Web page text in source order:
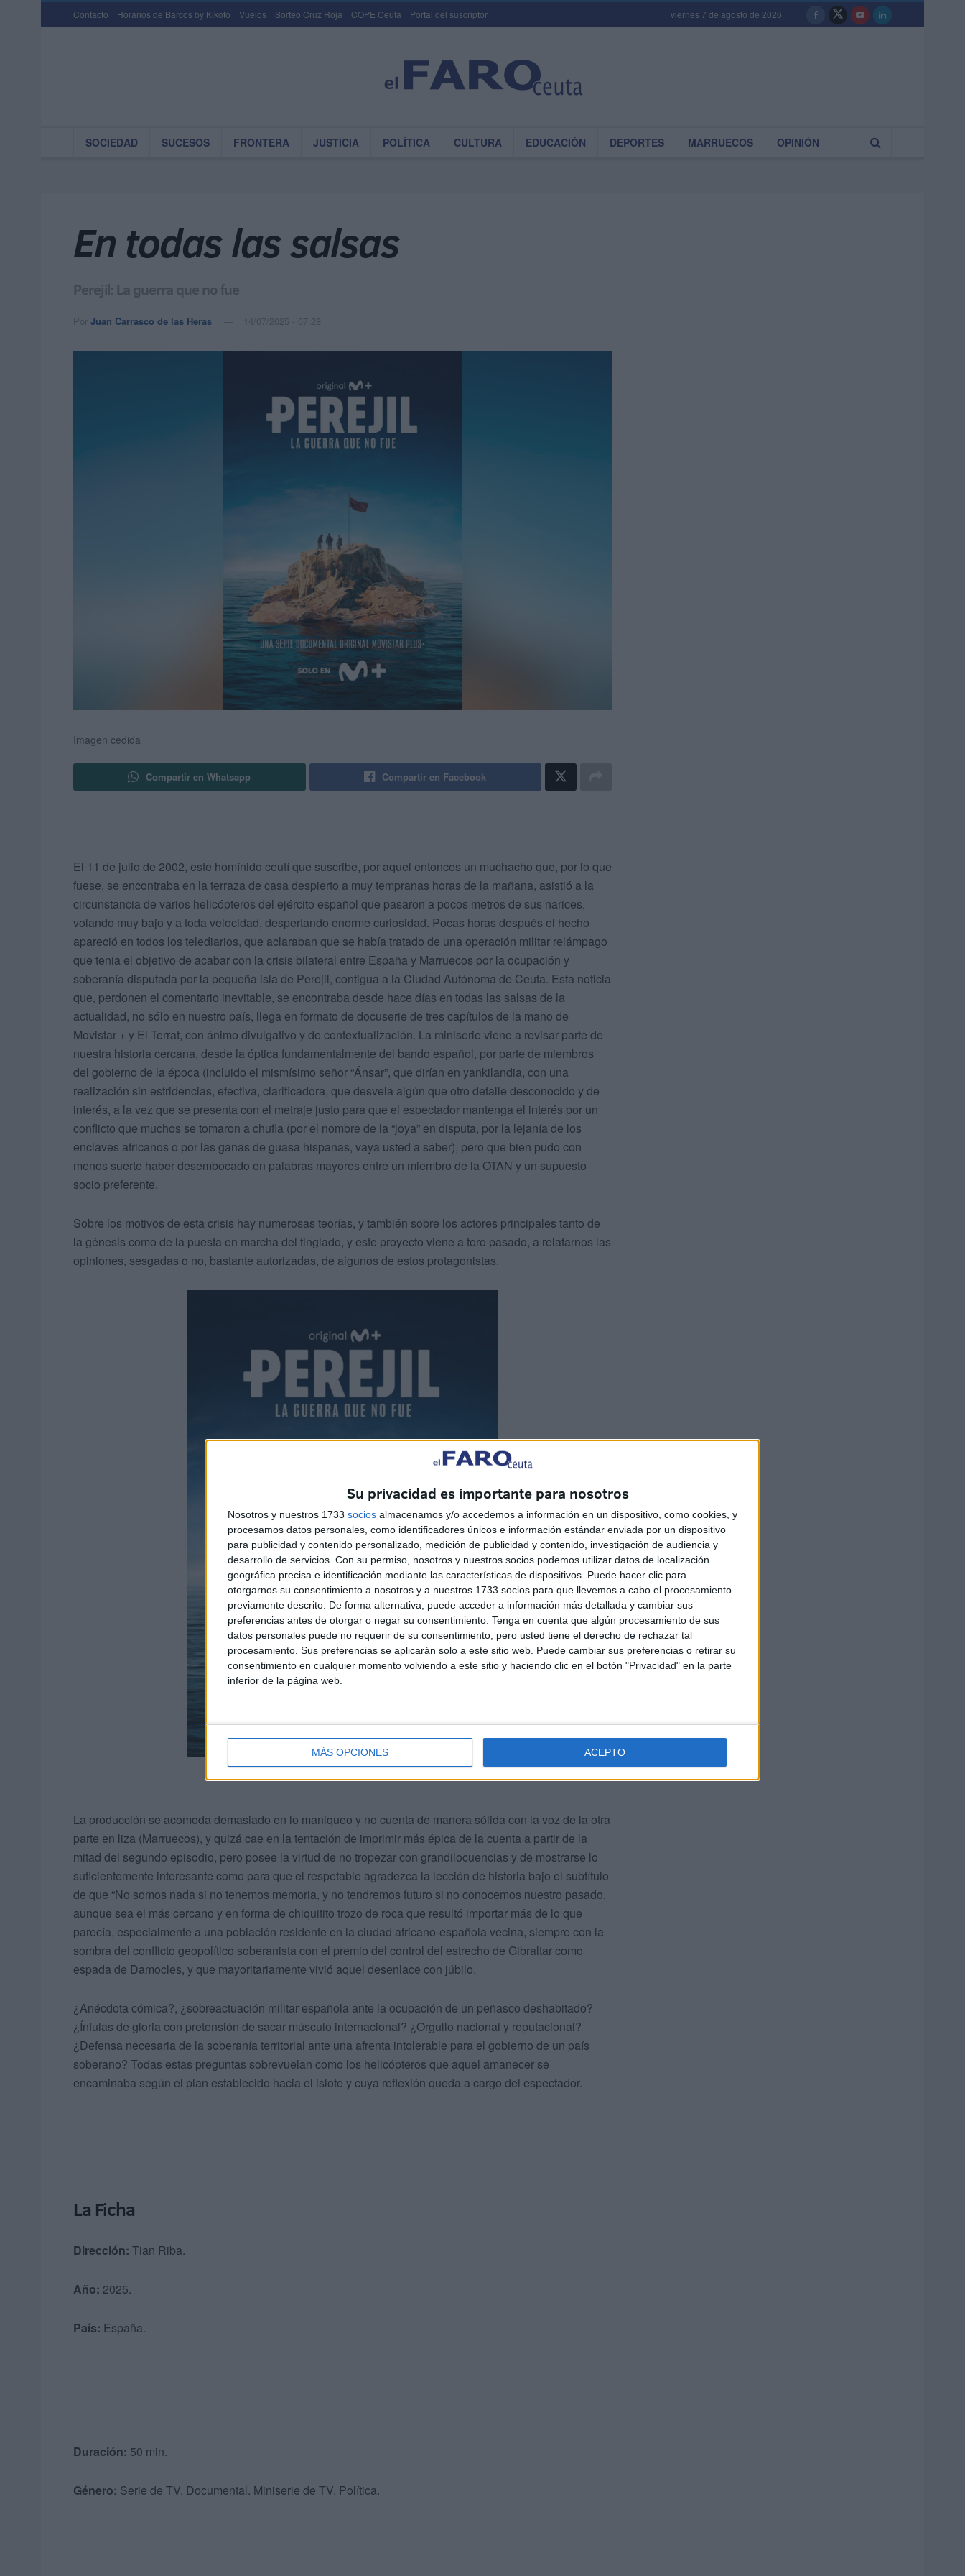
Su privacidad es importante para nosotros
Nosotros y nuestros 1733 socios almacenamos y/o accedemos a información en un dispositivo, como cookies, y
procesamos datos personales, como identificadores únicos e información estándar enviada por un dispositivo
para publicidad y contenido personalizado, medición de publicidad y contenido, investigación de audiencia y
desarrollo de servicios. Con su permiso, nosotros y nuestros socios podemos utilizar datos de localización
geográfica precisa e identificación mediante las características de dispositivos. Puede hacer clic para
otorgarnos su consentimiento a nosotros y a nuestros 1733 socios para que llevemos a cabo el procesamiento
previamente descrito. De forma alternativa, puede acceder a información más detallada y cambiar sus
preferencias antes de otorgar o negar su consentimiento. Tenga en cuenta que algún procesamiento de sus
datos personales puede no requerir de su consentimiento, pero usted tiene el derecho de rechazar tal
procesamiento. Sus preferencias se aplicarán solo a este sitio web. Puede cambiar sus preferencias o retirar su
consentimiento en cualquier momento volviendo a este sitio y haciendo clic en el botón "Privacidad" en la parte
inferior de la página web.
MÁS OPCIONES ACEPTO
Contacto Horarios de Barcos by Kikoto Vuelos Sorteo Cruz Roja COPE Ceuta Portal del suscriptor viernes 7 de agosto de 2026
SOCIEDAD SUCESOS FRONTERA JUSTICIA POLÍTICA CULTURA EDUCACIÓN DEPORTES MARRUECOS OPINIÓN
En todas las salsas
Perejil: La guerra que no fue
Por Juan Carrasco de las Heras 14/07/2025 - 07:28
Imagen cedida
Compartir en Whatsapp Compartir en Facebook
El 11 de julio de 2002, este homínido ceutí que suscribe, por aquel entonces un muchacho que, por lo que
fuese, se encontraba en la terraza de casa despierto a muy tempranas horas de la mañana, asistió a la
circunstancia de varios helicópteros del ejército español que pasaron a pocos metros de sus narices,
volando muy bajo y a toda velocidad, despertando enorme curiosidad. Pocas horas después el hecho
apareció en todos los telediarios, que aclaraban que se había tratado de una operación militar relámpago
que tenia el objetivo de acabar con la crisis bilateral entre España y Marruecos por la ocupación y
soberanía disputada por la pequeña isla de Perejil, contigua a la Ciudad Autónoma de Ceuta. Esta noticia
que, perdonen el comentario inevitable, se encontraba desde hace días en todas las salsas de la
actualidad, no sólo en nuestro país, llega en formato de docuserie de tres capítulos de la mano de
Movistar + y El Terrat, con ánimo divulgativo y de contextualización. La miniserie viene a revisar parte de
nuestra historia cercana, desde la óptica fundamentalmente del bando español, por parte de miembros
del gobierno de la época (incluido el mismísimo señor “Ánsar”, que dirían en yankilandia, con una
realización sin estridencias, efectiva, clarificadora, que desvela algún que otro detalle desconocido y de
interés, a la vez que se presenta con el metraje justo para que el espectador mantenga el interés por un
conflicto que muchos se tomaron a chufla (por el nombre de la “joya” en disputa, por la lejanía de los
enclaves africanos o por las ganas de guasa hispanas, vaya usted a saber), pero que bien pudo con
menos suerte haber desembocado en palabras mayores entre un miembro de la OTAN y un supuesto
socio preferente.
Sobre los motivos de esta crisis hay numerosas teorías, y también sobre los actores principales tanto de
la génesis como de la puesta en marcha del tinglado, y este proyecto viene a toro pasado, a relatarnos las
opiniones, sesgadas o no, bastante autorizadas, de algunos de estos protagonistas.
La producción se acomoda demasiado en lo maniqueo y no cuenta de manera sólida con la voz de la otra
parte en liza (Marruecos), y quizá cae en la tentación de imprimir más épica de la cuenta a partir de la
mitad del segundo episodio, pero posee la virtud de no tropezar con grandilocuencias y de mostrarse lo
suficientemente interesante como para que el respetable agradezca la lección de historia bajo el subtítulo
de que “No somos nada si no tenemos memoria, y no tendremos futuro si no conocemos nuestro pasado,
aunque sea el más cercano y en forma de chiquitito trozo de roca que resultó importar más de lo que
parecía, especialmente a una población residente en la ciudad africano-española vecina, siempre con la
sombra del conflicto geopolítico soberanista con el premio del control del estrecho de Gibraltar como
espada de Damocles, y que mayoritariamente vivió aquel desenlace con júbilo.
¿Anécdota cómica?, ¿sobreactuación militar española ante la ocupación de un peñasco deshabitado?
¿Ínfulas de gloria con pretensión de sacar músculo internacional? ¿Orgullo nacional y reputacional?
¿Defensa necesaria de la soberanía territorial ante una afrenta intolerable para el gobierno de un país
soberano? Todas estas preguntas sobrevuelan como los helicópteros que aquel amanecer se
encaminaba según el plan establecido hacia el islote y cuya reflexión queda a cargo del espectador.
La Ficha
Dirección: Tian Riba.
Año: 2025.
País: España.
Duración: 50 min.
Género: Serie de TV. Documental. Miniserie de TV. Política.